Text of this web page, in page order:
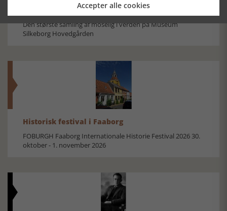
Den største samling af moselig i verden på Museum
Silkeborg Hovedgården
Historisk festival i Faaborg
FOBURGH Faaborg Internationale Historie Festival 2026 30.
oktober - 1. november 2026
Accepter alle cookies